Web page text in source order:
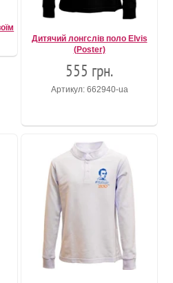
Дитячий лонгслів поло Elvis
(Poster)
555 грн.
Артикул: 662940-ua